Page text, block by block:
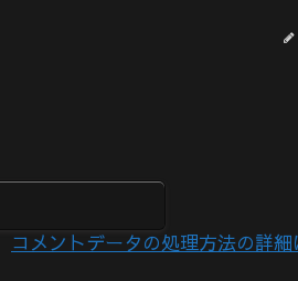
コメントデータの処理方法の詳細